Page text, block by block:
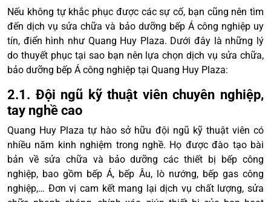
Nếu không tự khắc phục được các sự cố, bạn cũng nên tìm
đến dịch vụ sửa chữa và bảo dưỡng bếp Á công nghiệp uy
tín, điển hình như Quang Huy Plaza. Dưới đây là những lý
do thuyết phục tại sao bạn nên lựa chọn dịch vụ sửa chữa,
bảo dưỡng bếp Á công nghiệp tại Quang Huy Plaza:
2.1. Đội ngũ kỹ thuật viên chuyên nghiệp,
tay nghề cao
Quang Huy Plaza tự hào sở hữu đội ngũ kỹ thuật viên có
nhiều năm kinh nghiệm trong nghề. Họ được đào tạo bài
bản về sửa chữa và bảo dưỡng các thiết bị bếp công
nghiệp, bao gồm bếp Á, bếp Âu, lò nướng, bếp gas công
nghiệp,… Đơn vị cam kết mang lại dịch vụ chất lượng, sửa